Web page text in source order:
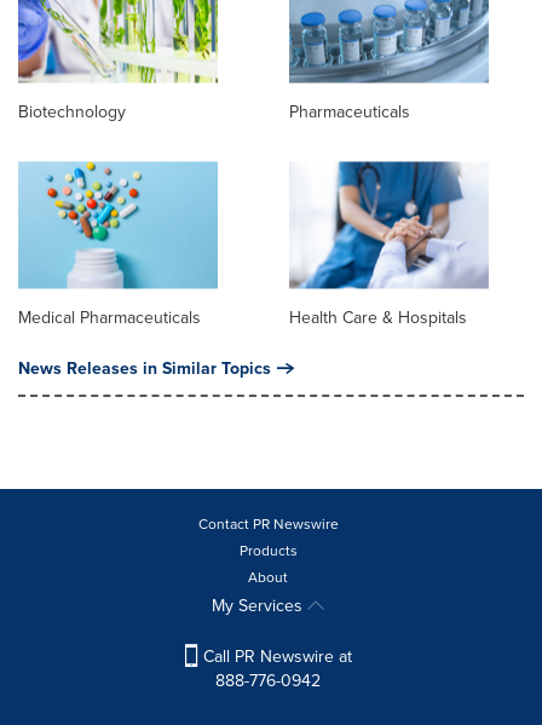
Biotechnology Pharmaceuticals
Medical Pharmaceuticals Health Care & Hospitals
News Releases in Similar Topics
Contact PR Newswire
Products
About
My Services
Call PR Newswire at
888-776-0942